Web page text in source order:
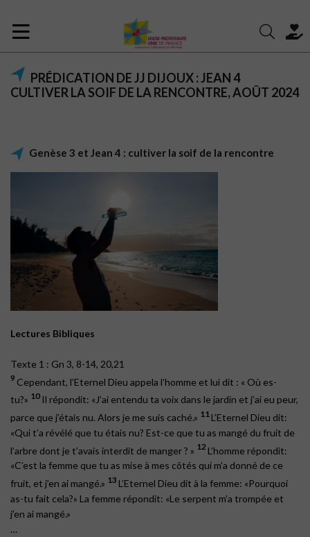
PRÉDICATION DE JJ DIJOUX : JEAN 4
CULTIVER LA SOIF DE LA RENCONTRE, AOÛT 2024
Genèse 3 et Jean 4 : cultiver la soif de la rencontre
Lectures Bibliques
Texte 1 : Gn 3, 8-14, 20,21
9 Cependant, l’Eternel Dieu appela l’homme et lui dit : « Où es-
tu?» 10 Il répondit: «J’ai entendu ta voix dans le jardin et j’ai eu peur,
parce que j’étais nu. Alors je me suis caché.» 11 L’Eternel Dieu dit:
«Qui t’a révélé que tu étais nu? Est-ce que tu as mangé du fruit de
l’arbre dont je t’avais interdit de manger ? » 12 L’homme répondit:
«C’est la femme que tu as mise à mes côtés qui m’a donné de ce
fruit, et j’en ai mangé.» 13 L’Eternel Dieu dit à la femme: «Pourquoi
as-tu fait cela?» La femme répondit: «Le serpent m’a trompée et
j’en ai mangé.»
…